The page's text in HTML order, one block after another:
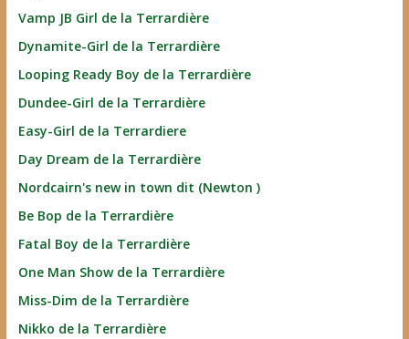
Vamp JB Girl de la Terrardière
Dynamite-Girl de la Terrardière
Looping Ready Boy de la Terrardière
Dundee-Girl de la Terrardière
Easy-Girl de la Terrardiere
Day Dream de la Terrardière
Nordcairn's new in town dit (Newton )
Be Bop de la Terrardière
Fatal Boy de la Terrardière
One Man Show de la Terrardière
Miss-Dim de la Terrardière
Nikko de la Terrardière